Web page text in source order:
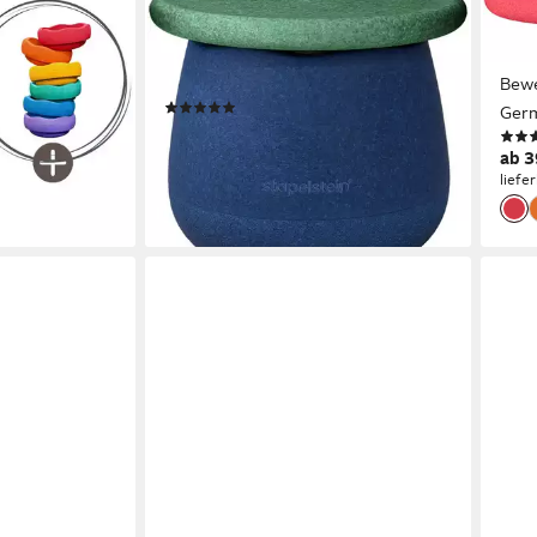
Set inkl.
Classic
Balancetrainer Stapelstein® Dynamic
small, Kinderhocker-Set für Balance
& Bewegung; Made in Germany
ab 119,00 €
lieferbar - in 5-6 Werktagen bei dir ab